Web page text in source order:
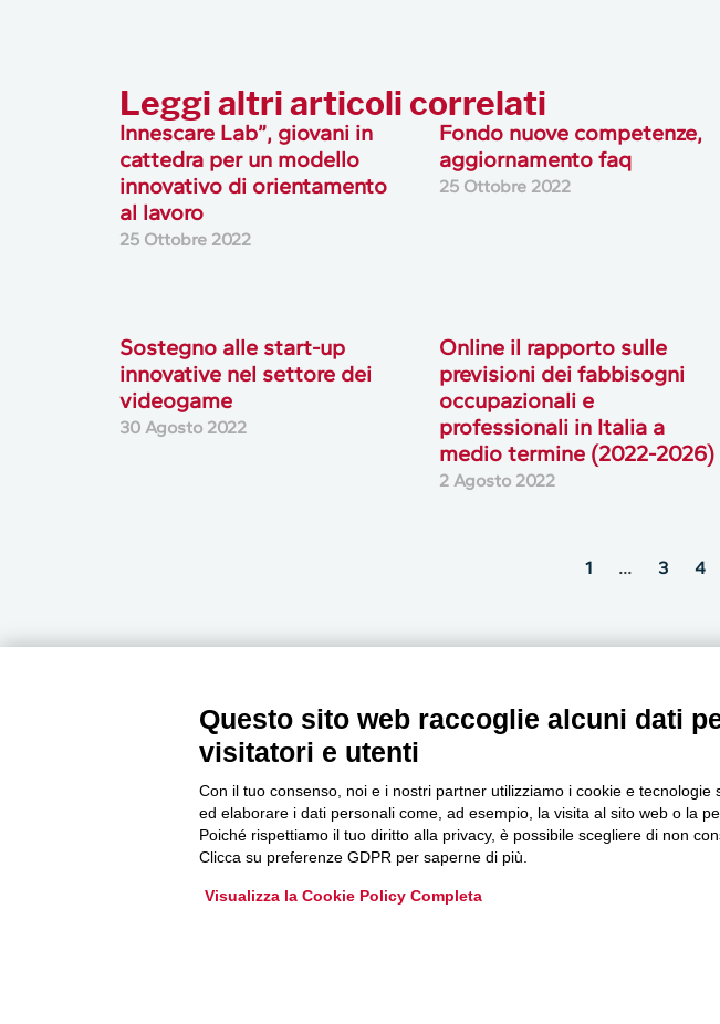
Leggi altri articoli correlati
Innescare Lab”, giovani in
cattedra per un modello
innovativo di orientamento
al lavoro
25 Ottobre 2022
Fondo nuove competenze,
aggiornamento faq
25 Ottobre 2022
Sostegno alle start-up
innovative nel settore dei
videogame
30 Agosto 2022
Online il rapporto sulle
previsioni dei fabbisogni
occupazionali e
professionali in Italia a
medio termine (2022-2026)
2 Agosto 2022
1 … 3 4
Newsletter
Accedi o iscriviti alla nostra Newsletter Legacoop
Informazioni per restare sempre aggiornati sul
mondo della cooperazione.
Questo sito web raccoglie alcuni dati
visitatori e utenti
Con il tuo consenso, noi e i nostri partner utilizziamo i cookie e tecnologie
ed elaborare i dati personali come, ad esempio, la visita al sito web o la
Poiché rispettiamo il tuo diritto alla privacy, è possibile scegliere di non
Clicca su preferenze GDPR per saperne di più.
Visualizza la Cookie Policy Completa